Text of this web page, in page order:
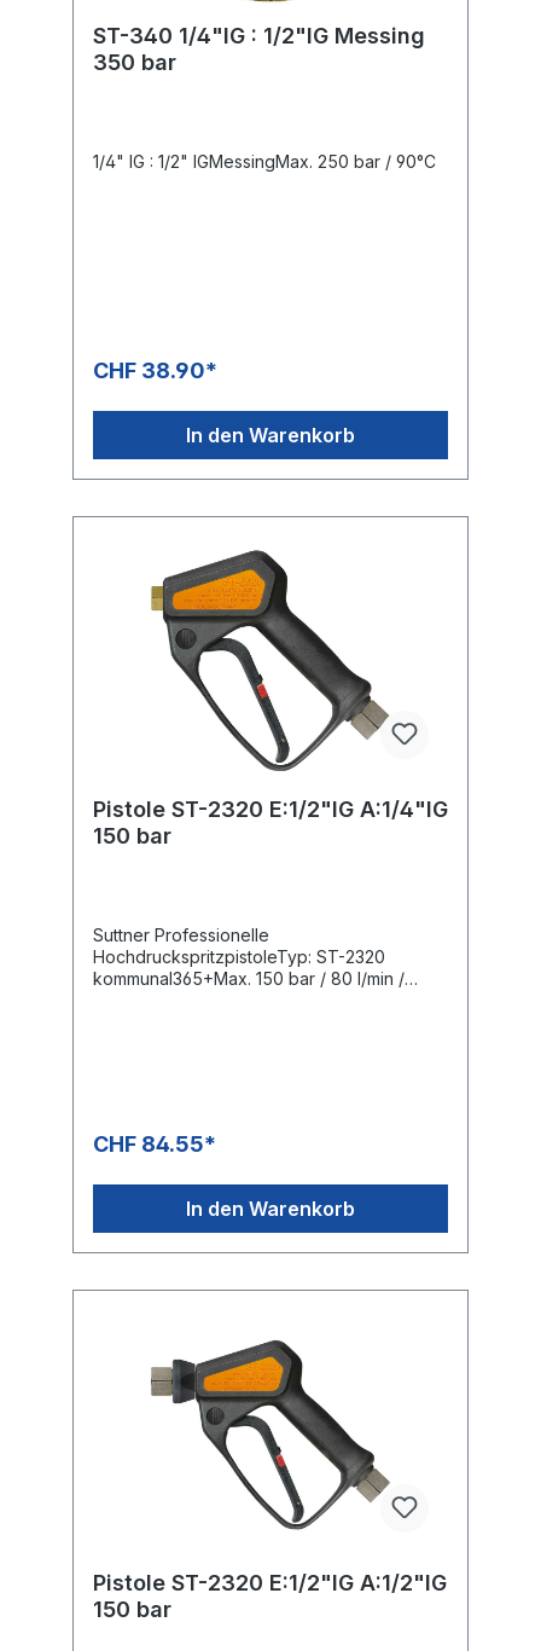
ST-340 1/4"IG : 1/2"IG Messing
350 bar
1/4" IG : 1/2" IGMessingMax. 250 bar / 90°C
CHF 38.90*
In den Warenkorb
Pistole ST-2320 E:1/2"IG A:1/4"IG
150 bar
Suttner Professionelle
HochdruckspritzpistoleTyp: ST-2320
kommunal365+Max. 150 bar / 80 l/min /
CHF 84.55*
In den Warenkorb
Pistole ST-2320 E:1/2"IG A:1/2"IG
150 bar